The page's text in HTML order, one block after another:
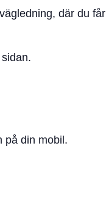
där du får
på din mobil.